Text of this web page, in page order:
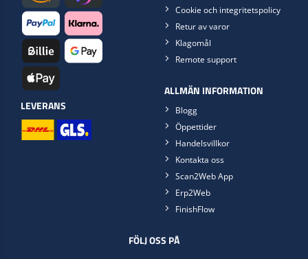
LEVERANS
Cookie och integritetspolicy
Retur av varor
Klagomål
Remote support
ALLMÄN INFORMATION
Blogg
Öppettider
Handelsvillkor
Kontakta oss
Scan2Web App
Erp2Web
FinishFlow
FÖLJ OSS PÅ